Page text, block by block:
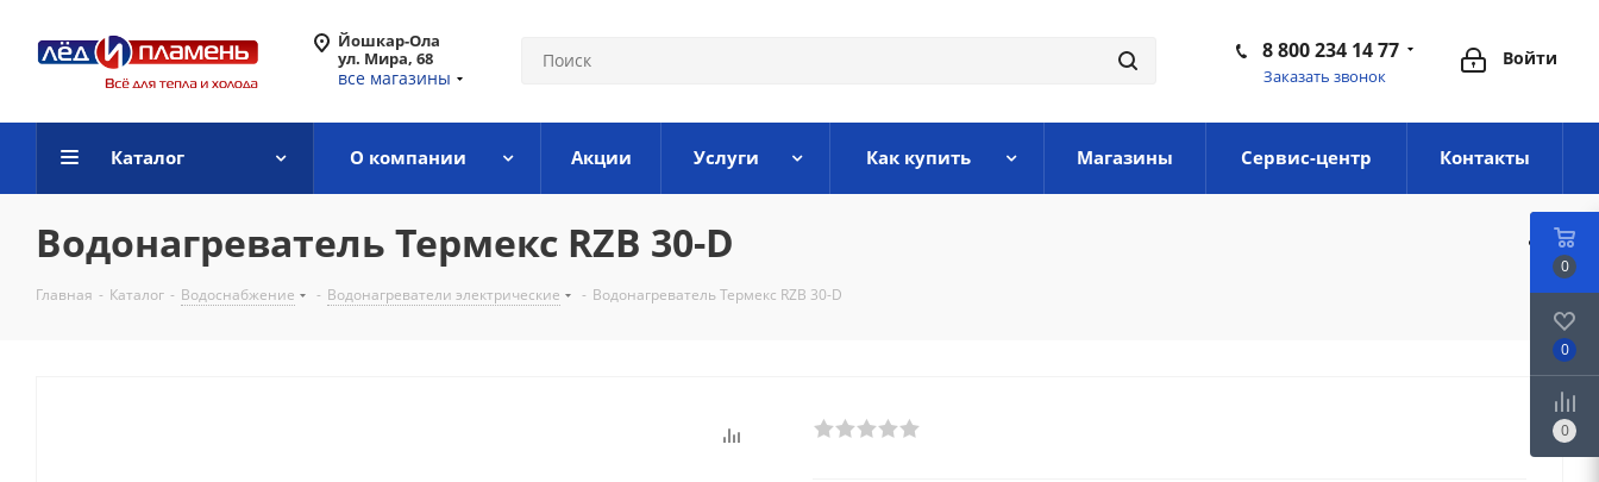
Йошкар-Ола
ул. Мира, 68
все магазины
Войти
8 800 234 14 77
Заказать звонок
Каталог О компании Акции Услуги Как купить Магазины Сервис-центр Контакты
Водонагреватель Термекс RZB 30-D
Главная - Каталог - Водоснабжение - Водонагреватели электрические - Водонагреватель Термекс RZB 30-D
0
0
0